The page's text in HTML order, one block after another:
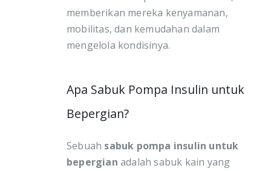
memberikan mereka kenyamanan,
mobilitas, dan kemudahan dalam
mengelola kondisinya.
Apa Sabuk Pompa Insulin untuk
Bepergian?
Sebuah sabuk pompa insulin untuk
bepergian adalah sabuk kain yang